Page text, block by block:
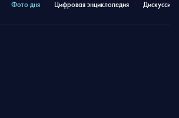
Фото дня Цифровая энциклопедия